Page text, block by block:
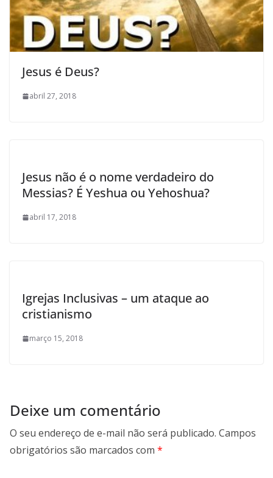
Jesus é Deus?
abril 27, 2018
Jesus não é o nome verdadeiro do
Messias? É Yeshua ou Yehoshua?
abril 17, 2018
Igrejas Inclusivas – um ataque ao
cristianismo
março 15, 2018
Deixe um comentário
O seu endereço de e-mail não será publicado. Campos
obrigatórios são marcados com *